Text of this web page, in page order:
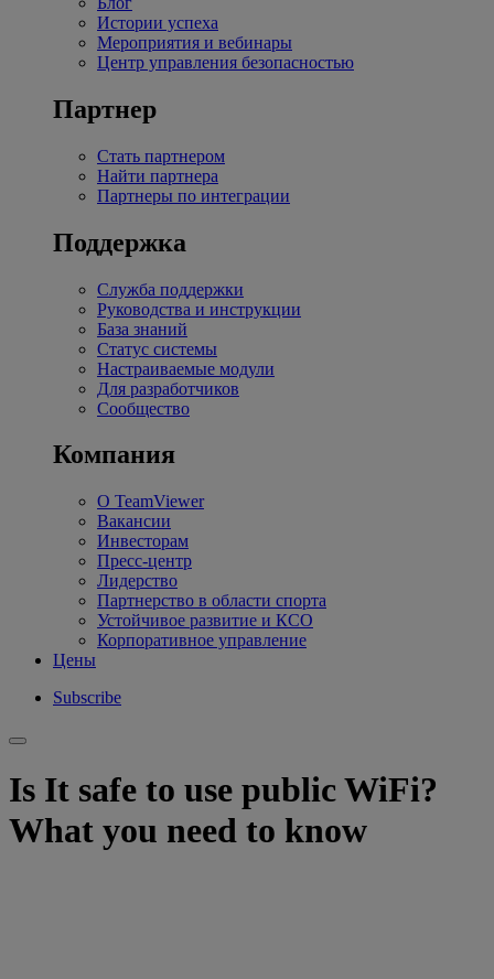
Истории успеха
Мероприятия и вебинары
Центр управления безопасностью
Партнер
Стать партнером
Найти партнера
Партнеры по интеграции
Поддержка
Служба поддержки
Руководства и инструкции
База знаний
Статус системы
Настраиваемые модули
Для разработчиков
Сообщество
Компания
О TeamViewer
Вакансии
Инвесторам
Пресс-центр
Лидерство
Партнерство в области спорта
Устойчивое развитие и КСО
Корпоративное управление
Цены
Subscribe
Is It safe to use public WiFi?
What you need to know